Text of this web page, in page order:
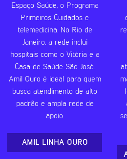
Espaço Saúde, o Programa
Primeiros Cuidados e
telemedicina. No Rio de
Janeiro, a rede inclui
hospitais como o Vitória e a
Casa de Saúde São José.
Amil Ouro é ideal para quem
busca atendimento de alto
padrão e ampla rede de
apoio.
AMIL LINHA OURO